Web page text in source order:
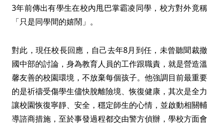
3年前傳出有學生在校內甩巴掌霸凌同學，校方對外竟稱
「只是同學間的嬉鬧」。
對此，現任校長回應，自己去年8月到任，未曾聽聞裁撤
國中部的討論，身為教育人員的工作跟職責，就是營造溫
馨友善的校園環境，不放棄每個孩子。他強調目前最重要
的是祈禱受傷學生儘快脫離險境、恢復健康，其次是全力
讓校園恢復寧靜、安全，穩定師生的心情，並啟動相關輔
導諮商措施，至於事發過程都交由警方偵辦，學校方面會